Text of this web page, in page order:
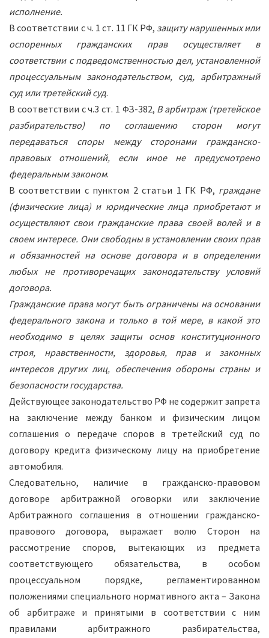
исполнение.
В соответствии с ч. 1 ст. 11 ГК РФ, защиту нарушенных или
оспоренных гражданских прав осуществляет в
соответствии с подведомственностью дел, установленной
процессуальным законодательством, суд, арбитражный
суд или третейский суд.
В соответствии с ч.3 ст. 1 ФЗ-382, В арбитраж (третейское
разбирательство) по соглашению сторон могут
передаваться споры между сторонами гражданско-
правовых отношений, если иное не предусмотрено
федеральным законом.
В соответствии с пунктом 2 статьи 1 ГК РФ, граждане
(физические лица) и юридические лица приобретают и
осуществляют свои гражданские права своей волей и в
своем интересе. Они свободны в установлении своих прав
и обязанностей на основе договора и в определении
любых не противоречащих законодательству условий
договора.
Гражданские права могут быть ограничены на основании
федерального закона и только в той мере, в какой это
необходимо в целях защиты основ конституционного
строя, нравственности, здоровья, прав и законных
интересов других лиц, обеспечения обороны страны и
безопасности государства.
Действующее законодательство РФ не содержит запрета
на заключение между банком и физическим лицом
соглашения о передаче споров в третейский суд по
договору кредита физическому лицу на приобретение
автомобиля.
Следовательно, наличие в гражданско-правовом
договоре арбитражной оговорки или заключение
Арбитражного соглашения в отношении гражданско-
правового договора, выражает волю Сторон на
рассмотрение споров, вытекающих из предмета
соответствующего обязательства, в особом
процессуальном порядке, регламентированном
положениями специального нормативного акта – Закона
об арбитраже и принятыми в соответствии с ним
правилами арбитражного разбирательства,